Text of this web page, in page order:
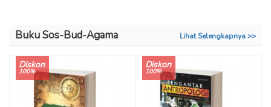
Buku Sos-Bud-Agama Lihat Selengkapnya >>
Diskon
100%
Diskon
100%